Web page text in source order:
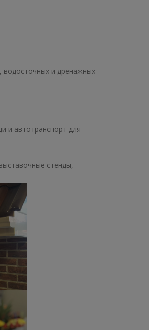
водосточных и дренажных
и автотранспорт для
стенды,